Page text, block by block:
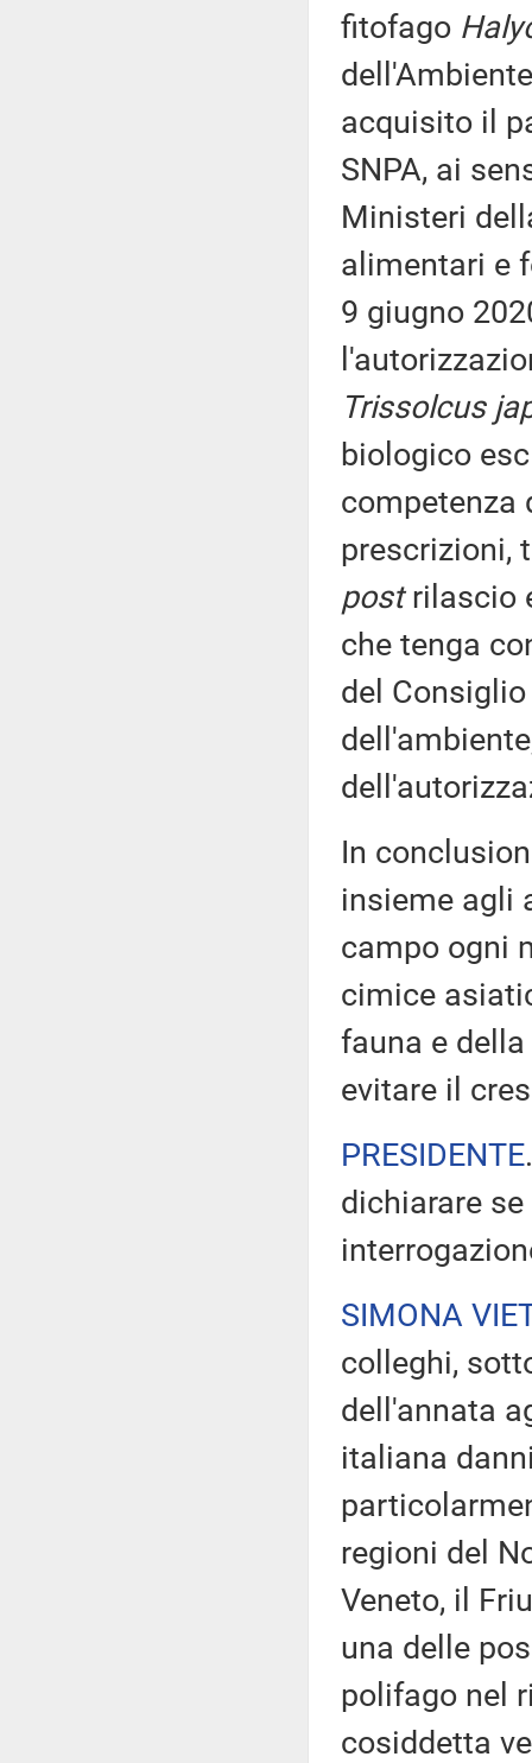
fitofago
acquisito il
SNPA, ai
Ministeri
alimentari e
9 giugno
Trissolcus
biologico
competenza
prescrizioni,
postrilascio
che tenga
del
In
insieme agli
campo ogni
cimice
fauna e
evitare il
PRESIDENTE
dichiarare
SIMONA
colleghi,
dell'annata
italiana
regioni del
Veneto, il
una delle
polifago nel
cosiddetta